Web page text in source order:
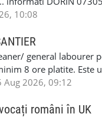
time/ part-time - van
cu permis UK si
- Romford - Luton -
apelati cu
10:08
general labourer
8 ore platite. Este
este usoara, general
+44 7308
Aug 2026, 09:12
români în UK